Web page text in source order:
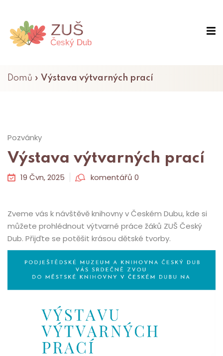
Domů » Výstava výtvarných prací
Pozvánky
Výstava výtvarných prací
19 Čvn, 2025 komentářů 0
Zveme vás k návštěvě knihovny v Českém Dubu, kde si
můžete prohlédnout výtvarné práce žáků ZUŠ Český
Dub. Přijďte se potěšit krásou dětské tvorby.